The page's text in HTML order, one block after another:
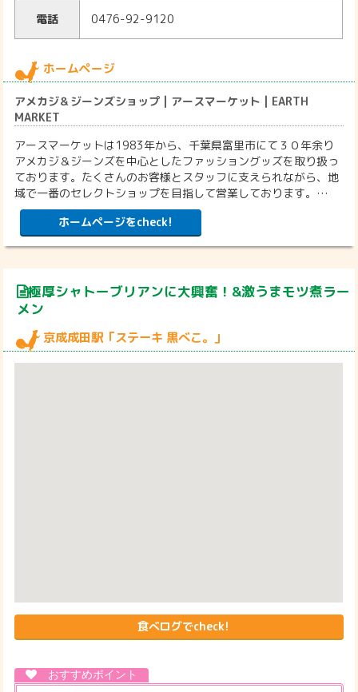
電話 0476-92-9120
ホームページ
アメカジ＆ジーンズショップ | アースマーケット | EARTH
MARKET
アースマーケットは1983年から、千葉県富里市にて３０年余り
アメカジ＆ジーンズを中心としたファッショングッズを取り扱っ
ております。たくさんのお客様とスタッフに支えられながら、地
域で一番のセレクトショップを目指して営業しております。…
ホームページをcheck!
極厚シャトーブリアンに大興奮！&激うまモツ煮ラー
メン
京成成田駅「ステーキ 黒べこ。」
食べログでcheck!